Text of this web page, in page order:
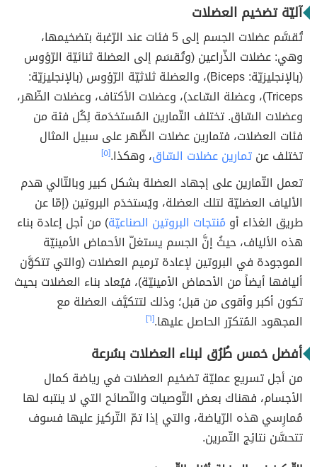
آليّة تضخيم العضلات
تُقسَّم عضلات الجسم إلى 5 فئات عند الرّغبة بتضخيمها،
وهي: عضلات الذّراعين (وتُقسَم إلى العضلة ثنائيّة الرّؤوس
(بالإنجليزيّة: Biceps)، والعضلة ثلاثيّة الرّؤوس (بالإنجليزيّة:
Triceps)، وعضلة السّاعد)، وعضلات الأكتاف، وعضلات الظّهر،
وعضلات السّاق. تختلف التّمارين المُستخدَمة لِكُل فئة من
فئات العضلات، فتمارين عضلات الظّهر على سبيل المثال
تختلف عنتمارين عضلات السّاق، وهكذا.[٥]
تعمل التّمارين على إجهاد العضلة بشكل كبير وبالتّالي هدم
الألياف العضليّة لتلك العضلة، ويُستخدَم البروتين (إمّا عن
طريق الغذاء أو مُنتجات البروتين الصناعيّة) من أجل إعادة بناء
هذه الألياف، حيثُ إنَّ الجسم يستغلّ الأحماض الأمينيّة
الموجودة في البروتين لإعادة ترميم العضلات (والتي تتكوَّن
أليافها أيضاً من الأحماض الأمينيّة)، فيُعاد بناء العضلات بحيث
تكون أكبر وأقوى من قبل؛ وذلك لتتكيَّف العضلة مع
المجهود المُتكرّر الحاصل عليها.[٦]
أفضل خمس طُرُق لبناء العضلات بسُرعة
من أجل تسريع عمليّة تضخيم العضلات في رياضة كمال
الأجسام، فهناك بعض التّوصيات والنّصائح التي لا ينتبه لها
مُمارِسي هذه الرّياضة، والتي إذا تمّ التّركيز عليها فسوف
تتحسَّن نتائِج التّمرين.